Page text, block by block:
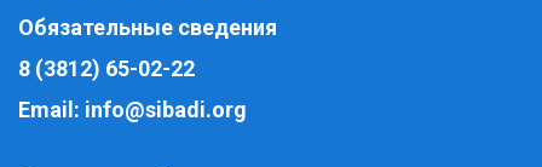
Обязательные сведения
8 (3812) 65-02-22
Email: info@sibadi.org